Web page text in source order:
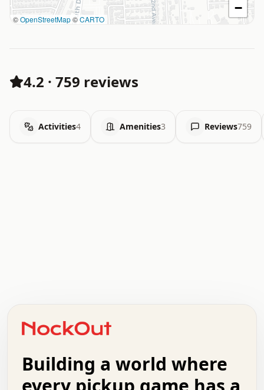
©OpenStreetMap©CARTO
−
4.2 · 759 reviews
Activities4 Amenities3 Reviews759
+   .   .   .   .   .   .   .   .   .   +   .   .
.   .   .   .   .   .   .   .   .   .   .   :   .
.   .   .   .   +   .   .   .   .   .   .   .   +
Building a world where